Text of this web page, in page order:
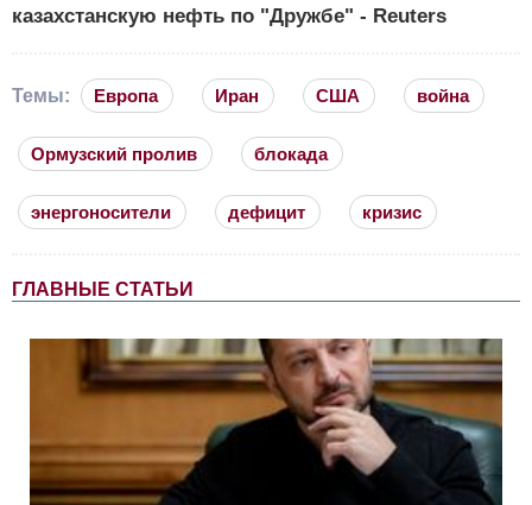
казахстанскую нефть по "Дружбе" - Reuters
Темы: Европа Иран США война
Ормузский пролив блокада
энергоносители дефицит кризис
ГЛАВНЫЕ СТАТЬИ